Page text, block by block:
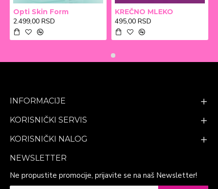
Opti Skin Form
2.499,00 RSD
KREČNO MLEKO
495,00 RSD
INFORMACIJE
KORISNIČKI SERVIS
KORISNIČKI NALOG
NEWSLETTER
Ne propustite promocije, prijavite se na naš Newsletter!